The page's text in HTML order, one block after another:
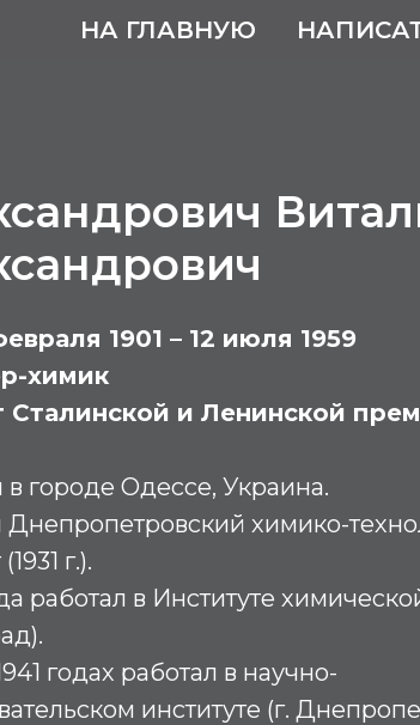
НА ГЛАВНУЮ
1901 – 12 июля 1959
химик
Сталинской и Ленинской
городе Одессе, Украина.
химико-
г.).
работал в Институте
годах работал в научно-
институте (г.